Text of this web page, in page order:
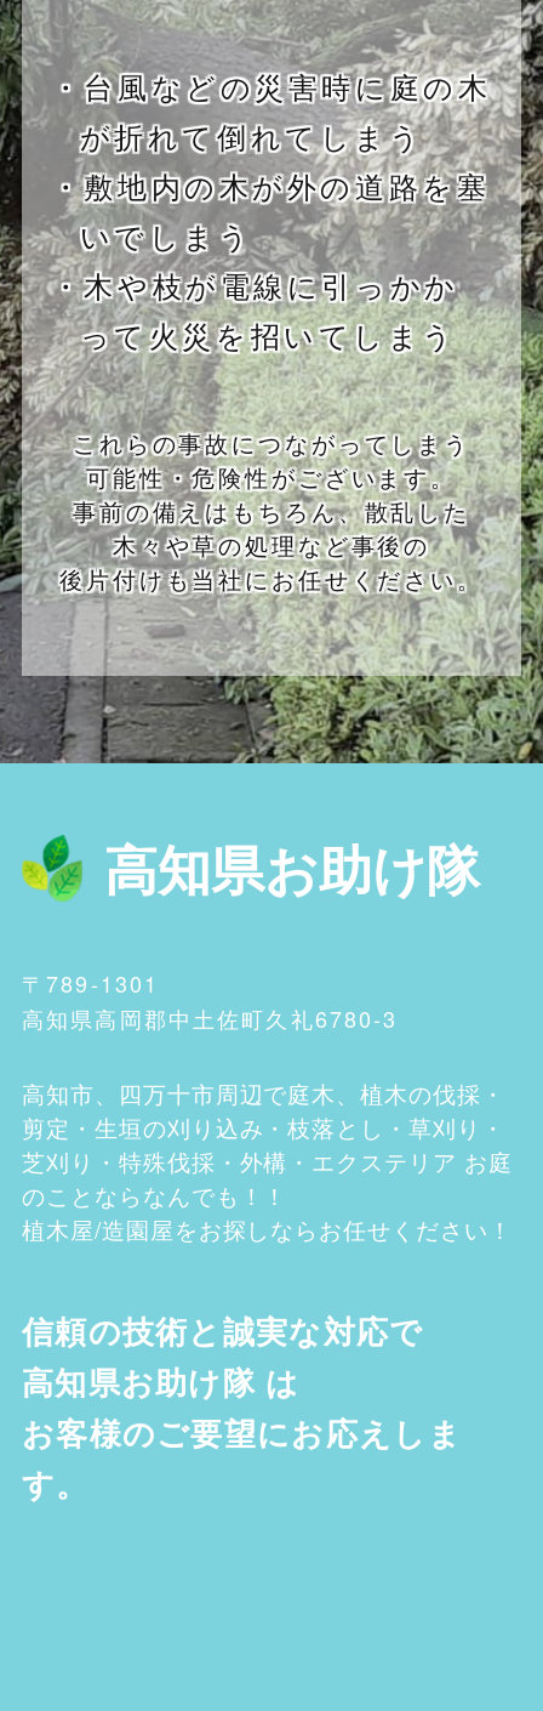
・台風などの災害時に庭の木
が折れて倒れてしまう
・敷地内の木が外の道路を塞
いでしまう
・木や枝が電線に引っかか
って火災を招いてしまう
これらの事故につながってしまう
可能性・危険性がございます。
事前の備えはもちろん、散乱した
木々や草の処理など事後の
後片付けも当社にお任せください。
高知県お助け隊
〒789-1301
高知県高岡郡中土佐町久礼6780-3
高知市、四万十市周辺で庭木、植木の伐採・
剪定・生垣の刈り込み・枝落とし・草刈り・
芝刈り・特殊伐採・外構・エクステリア お庭
のことならなんでも！！
植木屋/造園屋をお探しならお任せください！
信頼の技術と誠実な対応で
高知県お助け隊 は
お客様のご要望にお応えしま
す。